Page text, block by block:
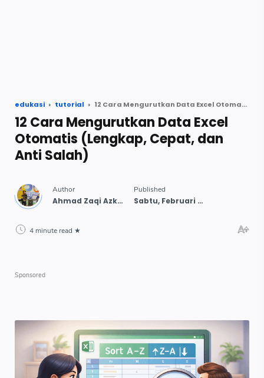
edukasi tutorial 12 Cara Mengurutkan Data Excel Otomatis (Lengkap, Cepat, dan Anti Salah)
12 Cara Mengurutkan Data Excel
Otomatis (Lengkap, Cepat, dan
Anti Salah)
4 minute read